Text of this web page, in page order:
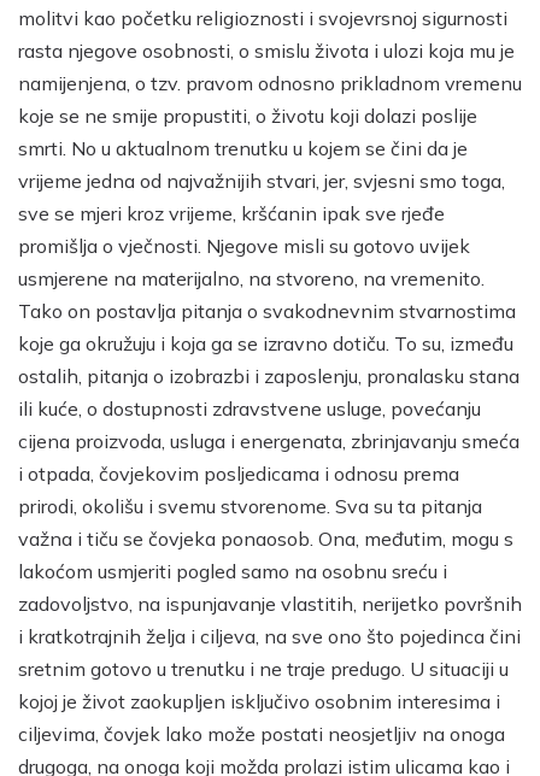
molitvi kao početku religioznosti i svojevrsnoj sigurnosti
rasta njegove osobnosti, o smislu života i ulozi koja mu je
namijenjena, o tzv. pravom odnosno prikladnom vremenu
koje se ne smije propustiti, o životu koji dolazi poslije
smrti. No u aktualnom trenutku u kojem se čini da je
vrijeme jedna od najvažnijih stvari, jer, svjesni smo toga,
sve se mjeri kroz vrijeme, kršćanin ipak sve rjeđe
promišlja o vječnosti. Njegove misli su gotovo uvijek
usmjerene na materijalno, na stvoreno, na vremenito.
Tako on postavlja pitanja o svakodnevnim stvarnostima
koje ga okružuju i koja ga se izravno dotiču. To su, između
ostalih, pitanja o izobrazbi i zaposlenju, pronalasku stana
ili kuće, o dostupnosti zdravstvene usluge, povećanju
cijena proizvoda, usluga i energenata, zbrinjavanju smeća
i otpada, čovjekovim posljedicama i odnosu prema
prirodi, okolišu i svemu stvorenome. Sva su ta pitanja
važna i tiču se čovjeka ponaosob. Ona, međutim, mogu s
lakoćom usmjeriti pogled samo na osobnu sreću i
zadovoljstvo, na ispunjavanje vlastitih, nerijetko površnih
i kratkotrajnih želja i ciljeva, na sve ono što pojedinca čini
sretnim gotovo u trenutku i ne traje predugo. U situaciji u
kojoj je život zaokupljen isključivo osobnim interesima i
ciljevima, čovjek lako može postati neosjetljiv na onoga
drugoga, na onoga koji možda prolazi istim ulicama kao i